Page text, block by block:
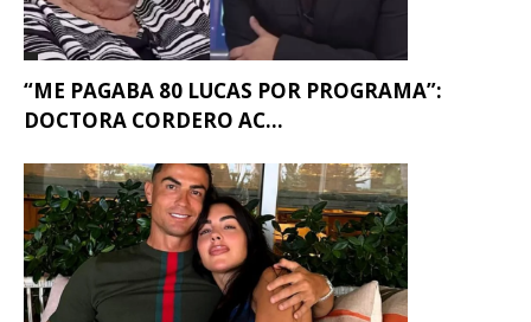
“ME PAGABA 80 LUCAS POR PROGRAMA”:
DOCTORA CORDERO AC...